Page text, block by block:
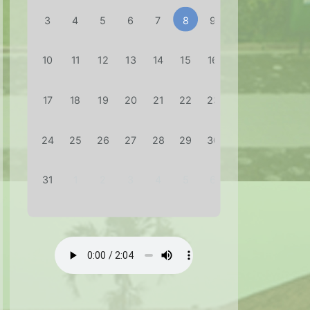
3 4 5 6 7 8 9
10 11 12 13 14 15 16
17 18 19 20 21 22 23
24 25 26 27 28 29 30
31